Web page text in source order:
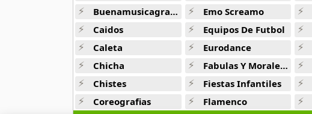
15 músicas online
BoA
Boyfriend
10 músicas online
Buenamusicagratis
Caidos
Caleta
Chicha
Chistes
Coreografias
Emo Screamo
Equipos De Futbol
Eurodance
Fabulas Y Moralejas
Fiestas Infantiles
Flamenco